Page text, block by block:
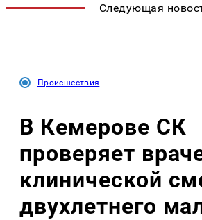
Следующая
Происшествия
В Кемерове СК
проверяет
клинической
двухлетнего